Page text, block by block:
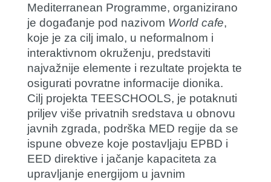
Mediterranean Programme, organizirano
je događanje pod nazivom World cafe,
koje je za cilj imalo, u neformalnom i
interaktivnom okruženju, predstaviti
najvažnije elemente i rezultate projekta te
osigurati povratne informacije dionika.
Cilj projekta TEESCHOOLS, je potaknuti
priljev više privatnih sredstava u obnovu
javnih zgrada, podrška MED regije da se
ispune obveze koje postavljaju EPBD i
EED direktive i jačanje kapaciteta za
upravljanje energijom u javnim